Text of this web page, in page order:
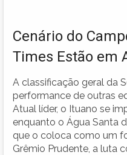
Cenário do
Times Estão em
A classificação geral da
performance de outras
Atual líder, o Ituano se
enquanto o Água Santa
que o coloca como um
Grêmio Prudente, a luta